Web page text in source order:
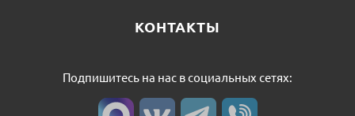
КОНТАКТЫ
Подпишитесь на нас в социальных сетях: